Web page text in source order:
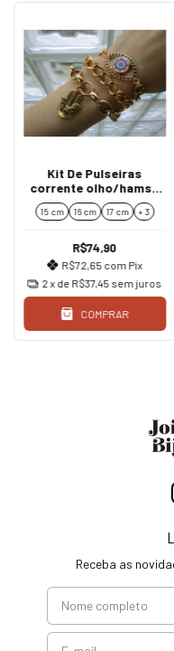
Kit De Pulseiras
corrente olho/hamsá
ouro
15 cm 16 cm 17 cm + 3
R$74,90
R$72,65 com Pix
2x de R$37,45 sem juros
COMPRAR
Receba as